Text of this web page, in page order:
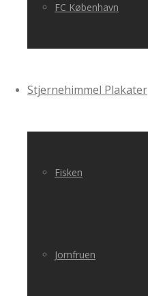
FC København
Stjernehimmel Plakater
Fisken
Jomfruen